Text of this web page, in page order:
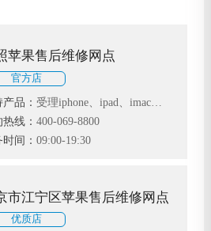
苹果售后维修网点
官方店
品： 受理iphone、ipad、imac、
等苹果电子产品
线： 400-069-8800
间： 09:00-19:30
市江宁区苹果售后维修网点
优质店